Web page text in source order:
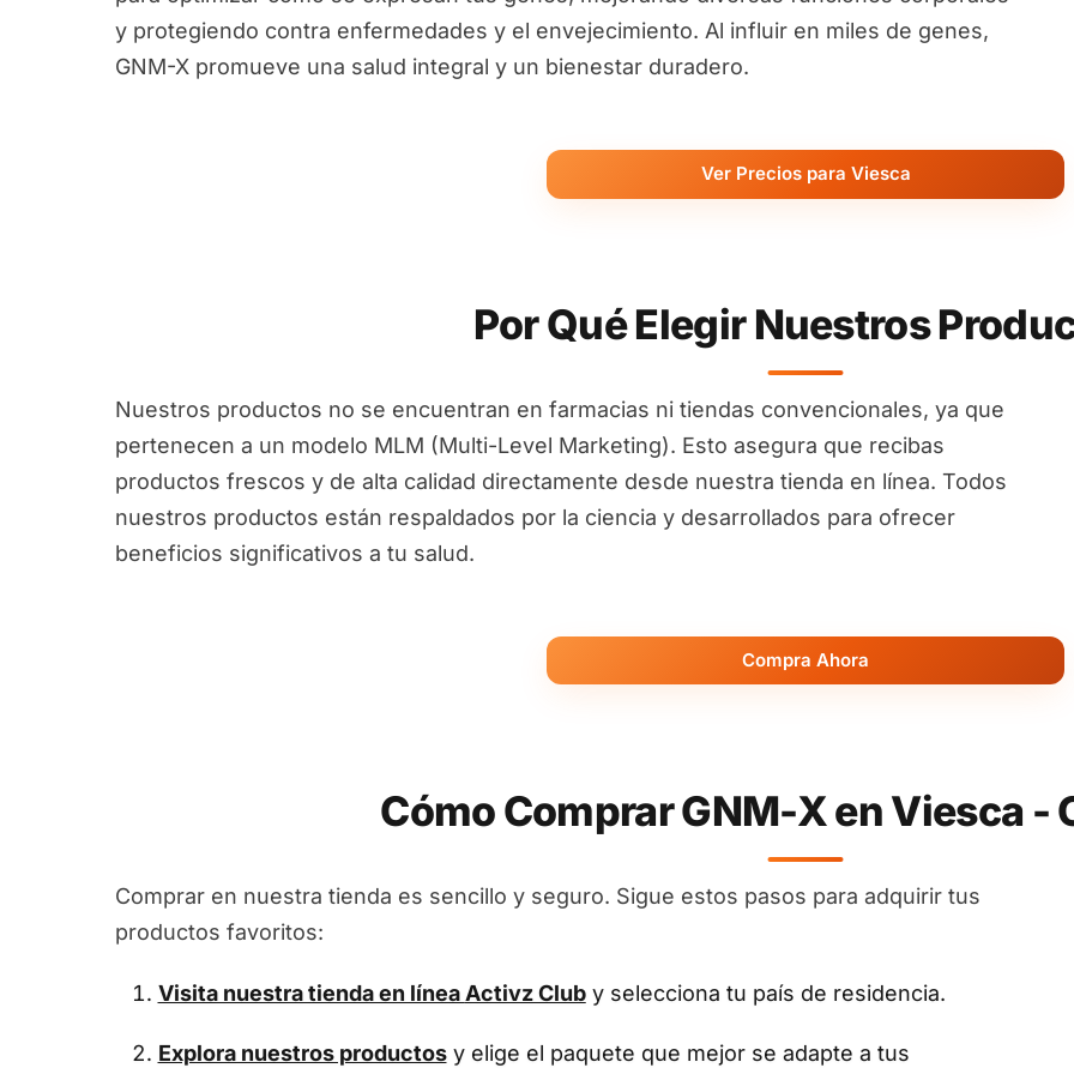
y protegiendo contra enfermedades y el envejecimiento. Al influir en miles de genes,
GNM-X promueve una salud integral y un bienestar duradero.
Ver Precios para Viesca
Por Qué Elegir Nuestros
Nuestros productos no se encuentran en farmacias ni tiendas convencionales, ya que
pertenecen a un modelo MLM (Multi-Level Marketing). Esto asegura que recibas
productos frescos y de alta calidad directamente desde nuestra tienda en línea. Todos
nuestros productos están respaldados por la ciencia y desarrollados para ofrecer
beneficios significativos a tu salud.
Compra Ahora
Cómo Comprar GNM-X en Viesca -
Comprar en nuestra tienda es sencillo y seguro. Sigue estos pasos para adquirir tus
productos favoritos:
Visita nuestra tienda en línea Activz Cluby selecciona tu país de residencia.
Explora nuestros productosy elige el paquete que mejor se adapte a tus